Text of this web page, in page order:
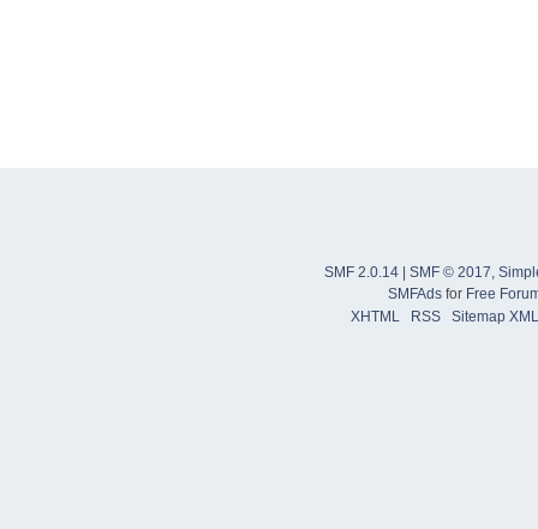
SMF 2.0.14 SMF © 2017
SMFAdsfor Free
XHTML
RSS Sitemap XML